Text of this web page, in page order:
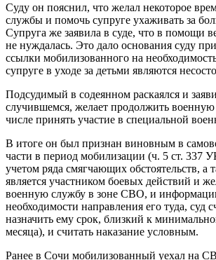
Суду он пояснил, что желал некоторое
службы и помочь супруге ухаживать за
Супруга же заявила в суде, что в помощи
не нуждалась. Это дало основания суду
ссылки мобилизованного на
супруге в уходе за детьми являются
Подсудимый в содеянном раскаялся и
случившемся, желает продолжить
числе принять участие в специальной
В итоге он был признан виновным в
части в период мобилизации (ч. 5 ст. 337
учетом ряда смягчающих обстоятельств, а
является участником боевых действий и
военную службу в зоне СВО, и
необходимости направления его туда, суд
назначить ему срок, близкий к
месяца), и считать наказание условным.
Ранее в Сочи мобилизованный уехал на